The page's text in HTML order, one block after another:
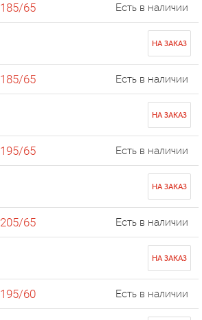
185/65 Есть в наличии
НА ЗАКАЗ
185/65 Есть в наличии
НА ЗАКАЗ
195/65 Есть в наличии
НА ЗАКАЗ
205/65 Есть в наличии
НА ЗАКАЗ
195/60 Есть в наличии